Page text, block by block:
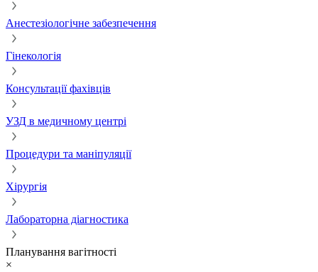
Анестезіологічне забезпечення
Гінекологія
Консультації фахівців
УЗД в медичному центрі
Процедури та маніпуляції
Хірургія
Лабораторна діагностика
Планування вагітності
×